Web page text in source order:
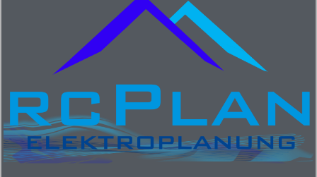
Teams, einen Fachplaner für Elektro und
HLS.
Sind Sie bereits als Handwerker tätig
oder bereits Fachplaner und wollen sich
sich jetzt und werden Mitglied in unserem
freundschaftlichem Team!
Ihre Aufgaben als Fachplaner:
Projektierung von technischen